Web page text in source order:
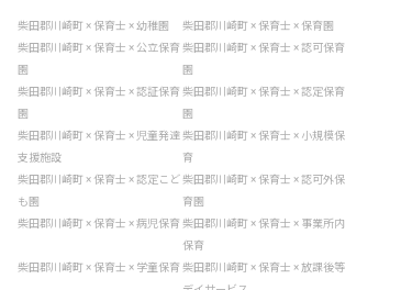
柴田郡川崎町 × 保育士 × 幼稚園
柴田郡川崎町 × 保育士 × 保育園
柴田郡川崎町 × 保育士 × 公立保育
園
柴田郡川崎町 × 保育士 × 認可保育
園
柴田郡川崎町 × 保育士 × 認証保育
園
柴田郡川崎町 × 保育士 × 認定保育
園
柴田郡川崎町 × 保育士 × 児童発達
支援施設
柴田郡川崎町 × 保育士 × 小規模保
育
柴田郡川崎町 × 保育士 × 認定こど
も園
柴田郡川崎町 × 保育士 × 認可外保
育園
柴田郡川崎町 × 保育士 × 病児保育 柴田郡川崎町 × 保育士 × 事業所内
保育
柴田郡川崎町 × 保育士 × 学童保育 柴田郡川崎町 × 保育士 × 放課後等